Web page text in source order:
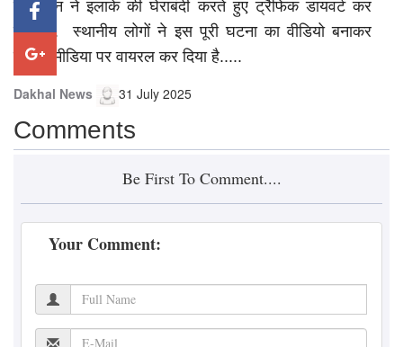
प्रशासन ने इलाके की घेराबंदी करते हुए ट्रैफिक डायवर्ट कर
दिया ... स्थानीय लोगों ने इस पूरी घटना का वीडियो बनाकर
सोशल मीडिया पर वायरल कर दिया है.....
Dakhal News 31 July 2025
Comments
Be First To Comment....
Your Comment: